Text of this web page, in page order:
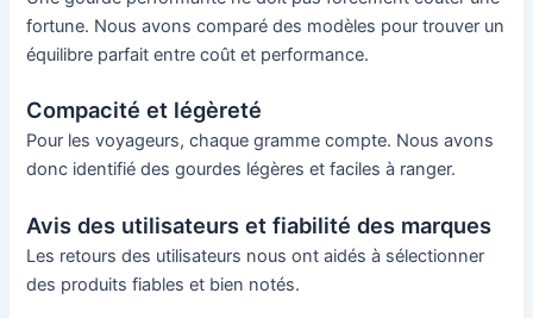
fortune. Nous avons comparé des modèles pour trouver un
équilibre parfait entre coût et performance.
Compacité et légèreté
Pour les voyageurs, chaque gramme compte. Nous avons
donc identifié des gourdes légères et faciles à ranger.
Avis des utilisateurs et fiabilité des marques
Les retours des utilisateurs nous ont aidés à sélectionner
des produits fiables et bien notés.